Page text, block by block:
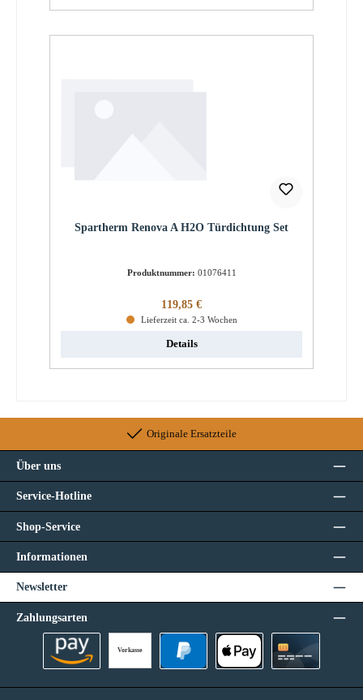
Spartherm Renova A H2O Türdichtung Set
Produktnummer: 01076411
Regulärer Preis:
119,85 €
Lieferzeit ca. 2-3 Wochen
Details
Originale Ersatzteile
Über uns
Service-Hotline
Shop-Service
Informationen
Newsletter
Zahlungsarten
Vorkasse